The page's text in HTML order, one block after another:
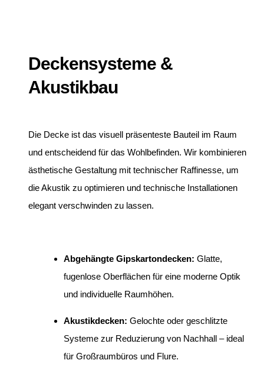
Deckensysteme &
Akustikbau
Die Decke ist das visuell präsenteste Bauteil im Raum
und entscheidend für das Wohlbefinden. Wir kombinieren
ästhetische Gestaltung mit technischer Raffinesse, um
die Akustik zu optimieren und technische Installationen
elegant verschwinden zu lassen.
Abgehängte Gipskartondecken: Glatte,
fugenlose Oberflächen für eine moderne Optik
und individuelle Raumhöhen.
Akustikdecken: Gelochte oder geschlitzte
Systeme zur Reduzierung von Nachhall – ideal
für Großraumbüros und Flure.